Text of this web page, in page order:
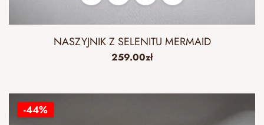
NASZYJNIK Z SELENITU MERMAID
259.00zł
-44%